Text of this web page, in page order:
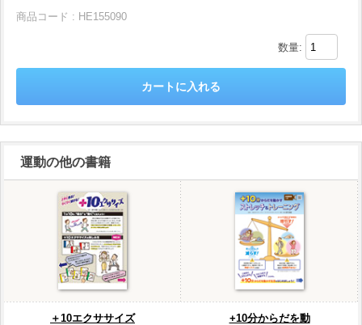
商品コード : HE155090
数量:
運動の他の書籍
＋10エクササイズ
+10分からだを動